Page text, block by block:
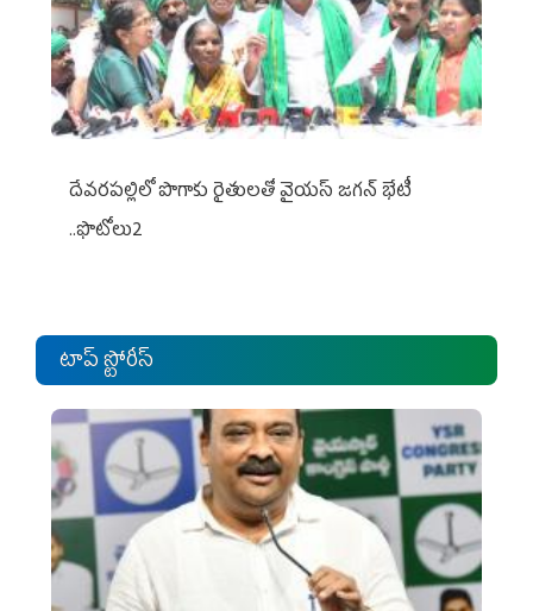
దేవరపల్లిలో పొగాకు రైతులతో వైయస్ జగన్ భేటీ
..ఫొటోలు2
టాప్ స్టోరీస్